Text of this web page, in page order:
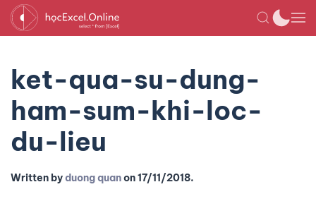
ket-qua-su-dung-
ham-sum-khi-loc-
du-lieu
Written byduong quanon17/11/2018.